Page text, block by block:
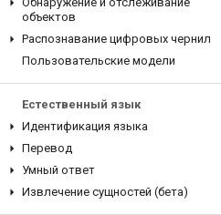
объектов
Распознавание цифровых чернил
Пользовательские модели
Естественный язык
Идентификация языка
Перевод
Умный ответ
Извлечение сущностей (бета)